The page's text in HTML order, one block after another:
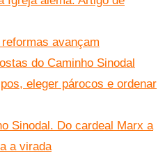
avançam
do Caminho Sinodal
eleger párocos e ordenar
Sinodal. Do cardeal Marx a
a virada